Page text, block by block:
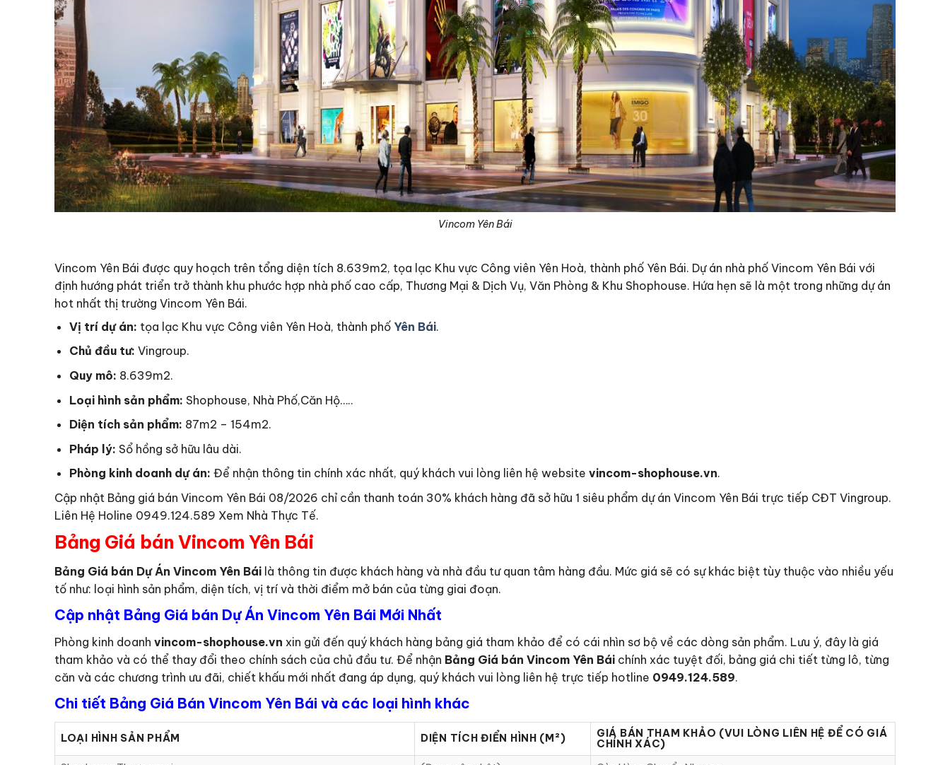
Vincom Yên Bái
Vincom Yên Bái được quy hoạch trên tổng diện tích 8.639m2, tọa lạc Khu vực Công viên Yên Hoà, thành phố Yên Bái. Dự án nhà phố Vincom Yên Bái với
định hướng phát triển trở thành khu phước hợp nhà phố cao cấp, Thương Mại & Dịch Vụ, Văn Phòng & Khu Shophouse. Hứa hẹn sẽ là một trong những dự án
hot nhất thị trường Vincom Yên Bái.
Vị trí dự án: tọa lạc Khu vực Công viên Yên Hoà, thành phố Yên Bái.
Chủ đầu tư: Vingroup.
Quy mô: 8.639m2.
Loại hình sản phẩm: Shophouse, Nhà Phố,Căn Hộ…..
Diện tích sản phẩm: 87m2 – 154m2.
Pháp lý: Sổ hồng sở hữu lâu dài.
Phòng kinh doanh dự án: Để nhận thông tin chính xác nhất, quý khách vui lòng liên hệ website vincom-shophouse.vn.
Cập nhật Bảng giá bán Vincom Yên Bái 08/2026 chỉ cần thanh toán 30% khách hàng đã sở hữu 1 siêu phẩm dự án Vincom Yên Bái trực tiếp CĐT Vingroup.
Liên Hệ Holine 0949.124.589 Xem Nhà Thực Tế.
Bảng Giá bán Vincom Yên Bái
Bảng Giá bán Dự Án Vincom Yên Bái là thông tin được khách hàng và nhà đầu tư quan tâm hàng đầu. Mức giá sẽ có sự khác biệt tùy thuộc vào nhiều yếu
tố như: loại hình sản phẩm, diện tích, vị trí và thời điểm mở bán của từng giai đoạn.
Cập nhật Bảng Giá bán Dự Án Vincom Yên Bái Mới Nhất
Phòng kinh doanh vincom-shophouse.vn xin gửi đến quý khách hàng bảng giá tham khảo để có cái nhìn sơ bộ về các dòng sản phẩm. Lưu ý, đây là giá
tham khảo và có thể thay đổi theo chính sách của chủ đầu tư. Để nhận Bảng Giá bán Vincom Yên Bái chính xác tuyệt đối, bảng giá chi tiết từng lô, từng
căn và các chương trình ưu đãi, chiết khấu mới nhất đang áp dụng, quý khách vui lòng liên hệ trực tiếp hotline 0949.124.589.
Chi tiết Bảng Giá Bán Vincom Yên Bái và các loại hình khác
LOẠI HÌNH SẢN PHẨM DIỆN TÍCH ĐIỂN HÌNH (M²)
GIÁ BÁN THAM KHẢO (VUI LÒNG LIÊN HỆ ĐỂ CÓ GIÁ
CHÍNH XÁC)